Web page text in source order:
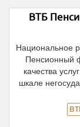
ВТБ
Национальное
Пенсионный
качества
шкале